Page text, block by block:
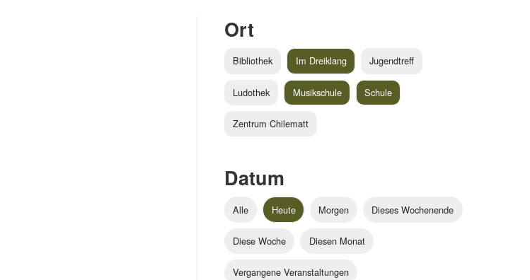
Ort
Bibliothek Im Dreiklang Jugendtreff
Ludothek Musikschule Schule
Zentrum Chilematt
Datum
Alle Heute Morgen Dieses Wochenende
Diese Woche Diesen Monat
Vergangene Veranstaltungen